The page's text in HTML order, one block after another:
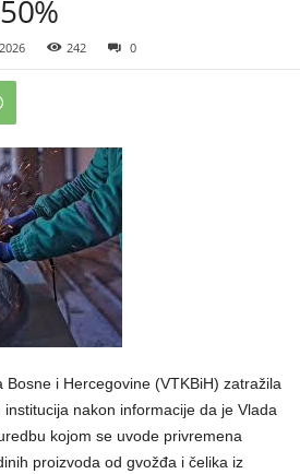
242 0
Bosne i Hercegovine (VTKBiH) zatražila
nakon informacije da je Vlada
kojom se uvode privremena
proizvoda od gvožđa i čelika iz